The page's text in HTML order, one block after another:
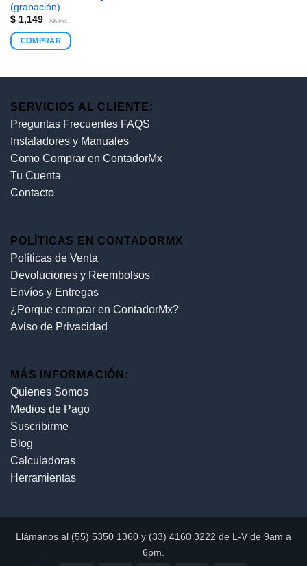
(grabación)
$1,149 IVA Incl.
COMPRAR
SERVICIOS AL CLIENTE:
Preguntas Frecuentes FAQS
Instaladores y Manuales
Como Comprar en ContadorMx
Tu Cuenta
Contacto
POLÍTICAS EN CONTADORMX
Políticas de Venta
Devoluciones y Reembolsos
Envíos y Entregas
¿Porque comprar en ContadorMx?
Aviso de Privacidad
MÁS INFORMACIÓN:
Quienes Somos
Medios de Pago
Suscribirme
Blog
Calculadoras
Herramientas
Llámanos al (55) 5350 1360 y (33) 4160 3222 de L-V de 9am a
6pm.